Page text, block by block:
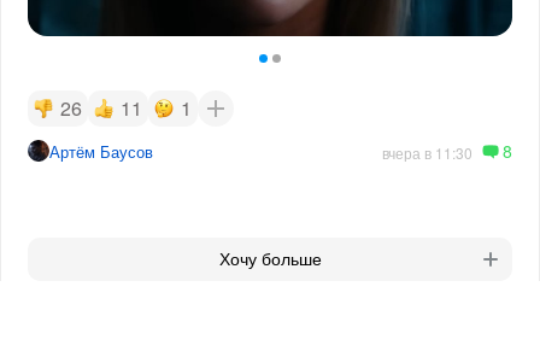
26 11 1
Артём Баусов вчера в 11:30 8
Хочу больше